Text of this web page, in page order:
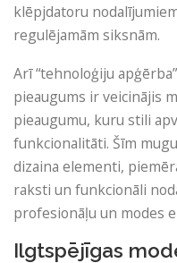
klēpjdatoru
regulējamām siksnām.
Arī “tehnoloģiju
pieaugums ir veicinājis
pieaugumu, kuru stili
funkcionalitāti. Šīm
dizaina elementi,
raksti un funkcionāli
profesionāļu un modes
Ilgtspējīgas